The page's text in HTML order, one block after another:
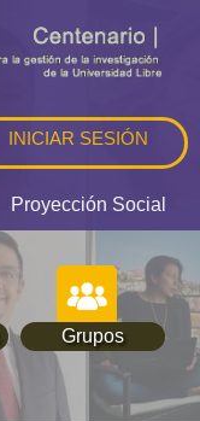
Proyección Social
Grupos
INICIAR SESIÓN